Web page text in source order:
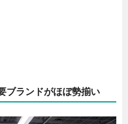
ブランドがほぼ勢揃い